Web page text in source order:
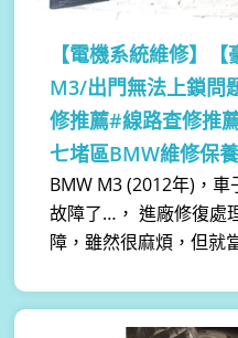
【電機系統維修】
M3/出門無法上鎖問
修推薦#線路查修推
七堵區BMW維修保
BMW M3 (2012年)，
故障了…， 進廠修復處
障，雖然很麻煩，但就